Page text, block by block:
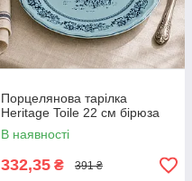
Порцелянова тарілка
Heritage Toile 22 см бірюза
В наявності
332,35 ₴ 391 ₴